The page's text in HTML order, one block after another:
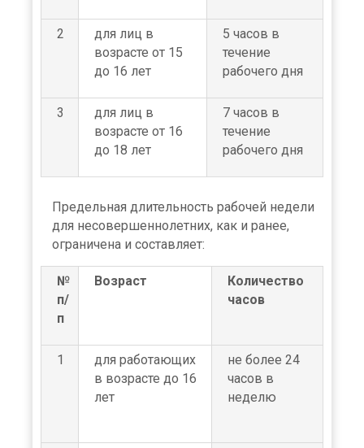
2
для лиц в
возрасте от 15
до 16 лет
5 часов в
течение
рабочего дня
3
для лиц в
возрасте от 16
до 18 лет
7 часов в
течение
рабочего дня
Предельная длительность рабочей недели
для несовершеннолетних, как и ранее,
ограничена и составляет:
№
п/
п
Возраст
Количество
часов
1
для работающих
в возрасте до 16
лет
не более 24
часов в
неделю